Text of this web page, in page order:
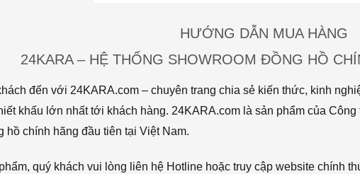
HƯỚNG DẪN MUA HÀNG
24KARA – HỆ THỐNG SHOWROOM ĐỒNG HỒ
đến với 24KARA.com – chuyên trang chia sẻ kiến thức, kinh
khấu lớn nhất tới khách hàng. 24KARA.com là sản phẩm của
hồ chính hãng đầu tiên tại Việt Nam.
quý khách vui lòng liên hệ Hotline hoặc truy cập website chính